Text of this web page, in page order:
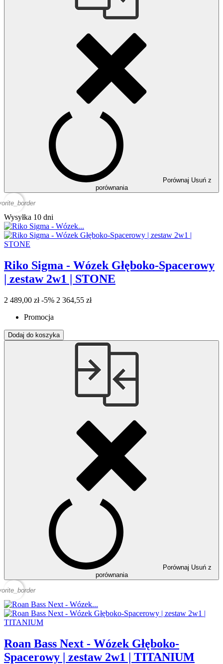
Porównaj Usuń z
porównania
Wysyłka 10 dni
Riko Sigma - Wózek Głęboko-Spacerowy
| zestaw 2w1 | STONE
2 489,00 zł -5% 2 364,55 zł
Promocja
Dodaj do koszyka
Porównaj Usuń z
porównania
Roan Bass Next - Wózek Głęboko-
Spacerowy | zestaw 2w1 | TITANIUM